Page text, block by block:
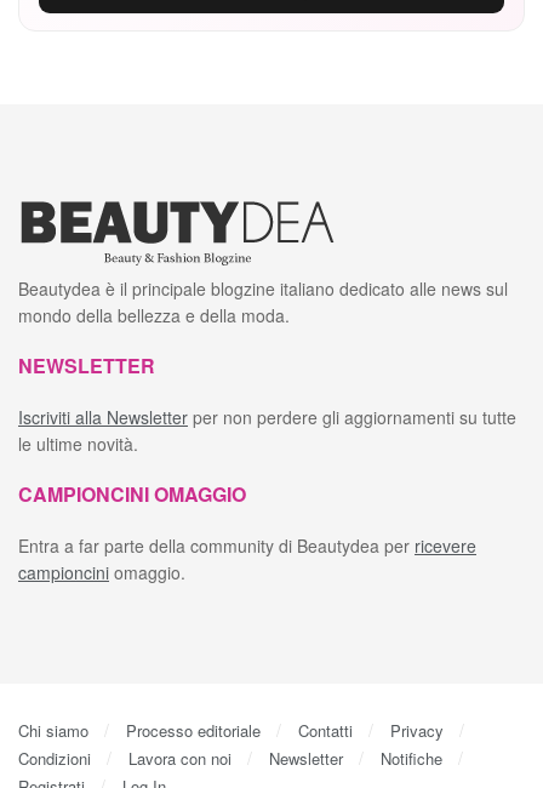
Beautydea è il principale blogzine italiano dedicato alle news sul
mondo della bellezza e della moda.
NEWSLETTER
Iscriviti alla Newsletter per non perdere gli aggiornamenti su tutte
le ultime novità.
CAMPIONCINI OMAGGIO
Entra a far parte della community di Beautydea per ricevere
campioncini omaggio.
Chi siamo Processo editoriale Contatti
Privacy
Condizioni
Lavora con noi Newsletter
Notifiche